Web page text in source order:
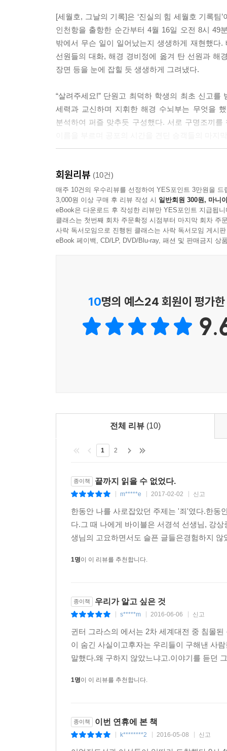
맞춰 은폐하는데 급급했고, 여전히 유가족들은 깊
또 다른 참사를 막을 수 있는 법. 진실 규명조
상당하다. 배 안으로 바닷물이 쏟아져 들어온 이
만들겠다는 기록팀의 희망대로, 우리는 이 책을
해경 123정 대원 이형래는 곧장 오른쪽으로 몸을
라간 뒤 다시 50미터를 별다른 장비 없이 이동했
출입문 앞에 앉아 있던 여학생 3명은 밖에서 해경
어오지 않았고 구명보트는 출입문을 지나쳐 다시
는 두 발을 창틀에 딛고, 두 손은 창문과 외벽을
개의 창문이 있고 일부 창으로는 SP-2 객실도 볼
리치고 있었다. 단원고 2학년 3반 31명이 머문 방
고 생각했다. 스무 명이 넘는 여학생들은 서로의
말했다. “나만 나왔어!”--- p.164~165
10시 18분, 123정 부정장 김종인은 어선들을 향해
세월호에 다가가는 것을 막았다. 느린 속도로 움직
고속보트에 탄 승객들이 권○○ 양을 먼저 올려보
사가 “내리세요”라고 말하고 나서야 김동수 씨는
123정 기관장 최완식은 당시 접안이 “불가능한
너무 멀리 떨어져서 마치 ‘강 건너 불 보듯’ 하며
이 떨어지려고 한 진짜 이유가 무엇인지 알 수 없
까이 있으면 같이 침몰하게 되니까 배를 뺐다”는
“구조나 이런 것을 지휘”하는 데 관심이 없는 청
와대-해경 핫라인은 평균 3분 간격으로 울려댔다
해경의 지휘 계통을 타고 아래로 아래로 내려가
[세월호, 그날의 기록]은 ‘진실의 힘 세월호 기록
인천항을 출항한 순간부터 4월 16일 오전 8시 49
밖에서 무슨 일이 일어났는지 생생하게 재현했다
선원들의 대화, 해경 경비정에 옮겨 탄 선원과 해
장면 등을 눈에 잡힐 듯 생생하게 그려냈다.
“살려주세요!” 단원고 최덕하 학생의 최초 신고
세력과 교신하며 지휘한 해경 수뇌부는 무엇을
분석하여 퍼즐 맞추듯 구성했다. 서로 구명조끼
태워서 보냈을 뿐, 적극적으로 구조에 나서지 않
‘왜 구하지 못했나’, ‘왜 침몰했나’, ‘대한민국에
[세월호, 그날의 기록]은 누구나 가질 법한 당연한
분석한 결과물이다. 세월호 참사를 시민의 눈으로
김문홍 당시 목포해양경찰서장의 항변은 현장의
초인적인 능력을 발휘하리라 기대하지 않는다.
가지고 직무를 수행하라고 요구할 뿐이다. 그렇
펴냈다. 세월호 선원, 해경, 청해진해운 관계자에
공판 기록 등 15만 장에 가까운 재판 기록과 국
주석을 달아서 정확성을 기했다. 주석은 2281개다.
*세월호의 마지막 교신을 찾아내다
09:40 SSB 제주 운항관리실-세월호 [음성]
제주 운항관리실: 세월호, 세월호, 해운제주 감도
세월호: 네, 세월호입니다.
제주 운항관리실: 혹시 경비정, P정 경비정 도착했
세월호: 네, 뭐라고요?
제주 운항관리실: (다른 담당자가 전화 바꿔 받음)
제주 운항관리실: 예, 지금 P정이 계류했습니까?
세월호: 네, 지금 경비정 옆에 와 있습니다. 그러
하러 와야 될 것 같습니다.
제주 운항관리실: 네, 잘 알았습니다. 지금 선체는
세월호가 외부와 나눈 ‘마지막 교신’을 공개했
‘진실의 힘 세월호 기록팀’은 제주 운항관리실
회원리뷰 (10건)
매주 10건의 우수리뷰를 선정하여 YES포인트 3만원을 드
3,000원 이상 구매 후 리뷰 작성 시 일반회원 300원, 마니
eBook은 다운로드 후 작성한 리뷰만 YES포인트 지급됩니
클래스는 첫번째 회차 주문확정 시점부터 마지막 회차 주
사락 독서모임으로 진행된 클래스는 사락 독서모임 게시
eBook 페이백, CD/LP, DVD/Blu-ray, 패션 및 판매금지 상
10명의 예스24 회원이 평가
전체 리뷰 (10)
1 2
종이책 끝까지 읽을 수 없었다.
m*****e 2017-02-02 신고
한동안 나를 사로잡았던 주제는 '죄'였다.한동
다.그 때 나에게 바이블은 서경석 선생님, 강
생님의 고요하면서도 슬픈 글들은경험하지
1명이 이 리뷰를 추천합니다.
종이책 우리가 알고 싶은 것
s*****m 2016-06-06 신고
귄터 그라스의 에서는 2차 세계대전 중 침몰
이 숨긴 사실이고후자는 우리들이 구해낸 사
말했다.왜 구하지 않았느냐고.이야기를 듣던
1명이 이 리뷰를 추천합니다.
종이책 이번 연휴에 본 책
k********2 2016-05-08 신고